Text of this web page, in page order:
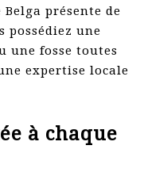
Belga présente de
possédiez une
une fosse toutes
expertise locale
à chaque